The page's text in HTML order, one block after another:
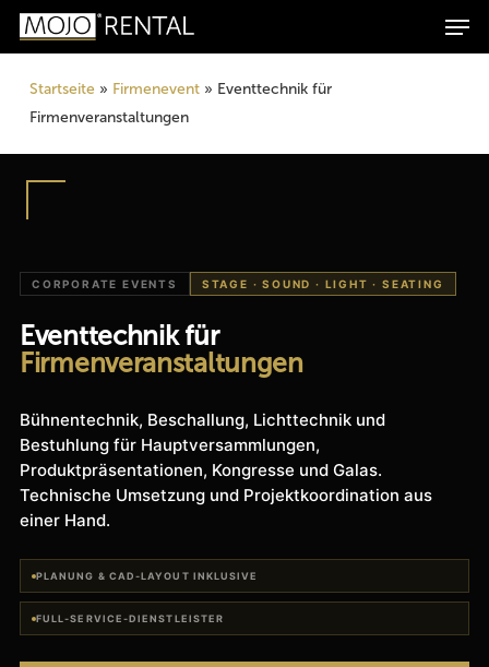
Skip
content
Products
search
Suchen
Startseite» Firmenevent» Eventtechnik für
Firmenveranstaltungen
CORPORATE EVENTS STAGE · SOUND · LIGHT · SEATING
Eventtechnik für
Firmenveranstaltungen
Bühnentechnik, Beschallung, Lichttechnik und
Bestuhlung für Hauptversammlungen,
Produktpräsentationen, Kongresse und Galas.
Technische Umsetzung und Projektkoordination aus
einer Hand.
PLANUNG & CAD-LAYOUT INKLUSIVE
FULL-SERVICE-DIENSTLEISTER